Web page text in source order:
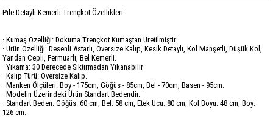
Pile Detaylı Kemerli Trençkot Özellikleri:
· Kumaş Özelliği: Dokuma Trençkot Kumaştan Üretilmiştir.
· Ürün Özelliği: Desenli Astarlı, Oversize Kalıp, Kesik Detaylı, Kol Manşetli, Düşük Kol,
Yandan Cepli, Fermuarlı, Bel Kemerli.
· Yıkama: 30 Derecede Sıktırmadan Yıkanabilir
· Kalıp Türü: Oversize Kalıp.
· Manken Ölçüleri: Boy - 175cm, Göğüs - 85cm, Bel - 70cm, Basen - 95cm.
· Modelin Üzerindeki Ürün Standart Bedendir.
· Standart Beden: Göğüs: 60 cm, Bel: 58 cm, Etek Ucu: 80 cm, Kol Boyu: 48 cm, Boy:
126 cm.